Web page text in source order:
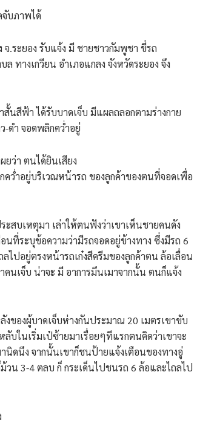
บภาพได้
.ระยอง รับแจ้ง มี ชายชาวกัมพูชา ขี่รถ
ทางเกวียน อำเภอแกลง จังหวัดระยอง จึง
นสีฟ้า ได้รับบาดเจ็บ มีแผลถลอกตามร่างกาย
ดำ จอดพลิกคว่ำอยู่
ว่า ตนได้ยินเสียง
ว่ำอยู่บริเวณหน้ารถ ของลูกค้าของตนที่จอดเพื่อ
สบเหตุมา เล่าให้ตนฟังว่าเขาเห็นชายคนดัง
ที่ระบุข้อความว่ามีรถจอดอยู่ข้างทาง ซึ่งมีรถ 6
ไปอยู่ตรงหน้ารถเก๋งสีครีมของลูกค้าตน ล้อเลื่อน
นเจ็บ น่าจะ มี อาการมึนเมาจากนั้น ตนก็แจ้ง
ของผู้บาดเจ็บห่างกันประมาณ 20 เมตรเขาขับ
บในเริ่มเป๋ซ้ายมาเรื่อยๆทีแรกตนคิดว่าเขาจะ
ดนึง จากนั้นเขาก็ชนป้ายแจ้งเตือนของทางอู่
น 3-4 ตลบ ก็ กระเด็นไปชนรถ 6 ล้อและไถลไป